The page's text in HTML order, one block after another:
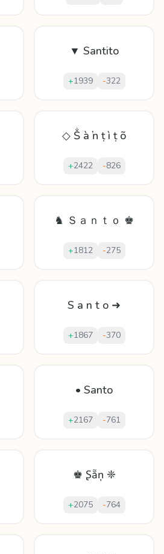
▼ Santito
+1939 -322
◇ Ṧ à ŉ ṭ ì ṭ õ
+2422 -826
♞ Ｓａｎｔｏ ♚
+1812 -275
S a n t o ➜
+1867 -370
• Santo
+2167 -761
♚ Ʂẵņ ❈
+2075 -764